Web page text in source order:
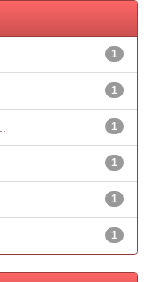
1
1
1
1
1
1